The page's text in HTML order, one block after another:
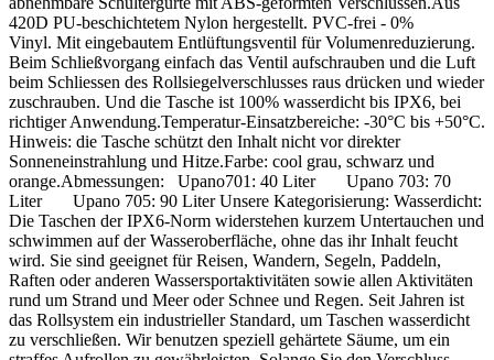
420D PU-beschichtetem Nylon hergestellt. PVC-frei - 0%
Vinyl. Mit eingebautem Entlüftungsventil für Volumenreduzierung.
Beim Schließvorgang einfach das Ventil aufschrauben und die Luft
beim Schliessen des Rollsiegelverschlusses raus drücken und wieder
zuschrauben. Und die Tasche ist 100% wasserdicht bis IPX6, bei
richtiger Anwendung.Temperatur-Einsatzbereiche: -30°C bis +50°C.
Hinweis: die Tasche schützt den Inhalt nicht vor direkter
Sonneneinstrahlung und Hitze.Farbe: cool grau, schwarz und
orange.Abmessungen: Upano701: 40 Liter Upano 703: 70
Liter Upano 705: 90 Liter Unsere Kategorisierung: Wasserdicht:
Die Taschen der IPX6-Norm widerstehen kurzem Untertauchen und
schwimmen auf der Wasseroberfläche, ohne das ihr Inhalt feucht
wird. Sie sind geeignet für Reisen, Wandern, Segeln, Paddeln,
Raften oder anderen Wassersportaktivitäten sowie allen Aktivitäten
rund um Strand und Meer oder Schnee und Regen. Seit Jahren ist
das Rollsystem ein industrieller Standard, um Taschen wasserdicht
zu verschließen. Wir benutzen speziell gehärtete Säume, um ein